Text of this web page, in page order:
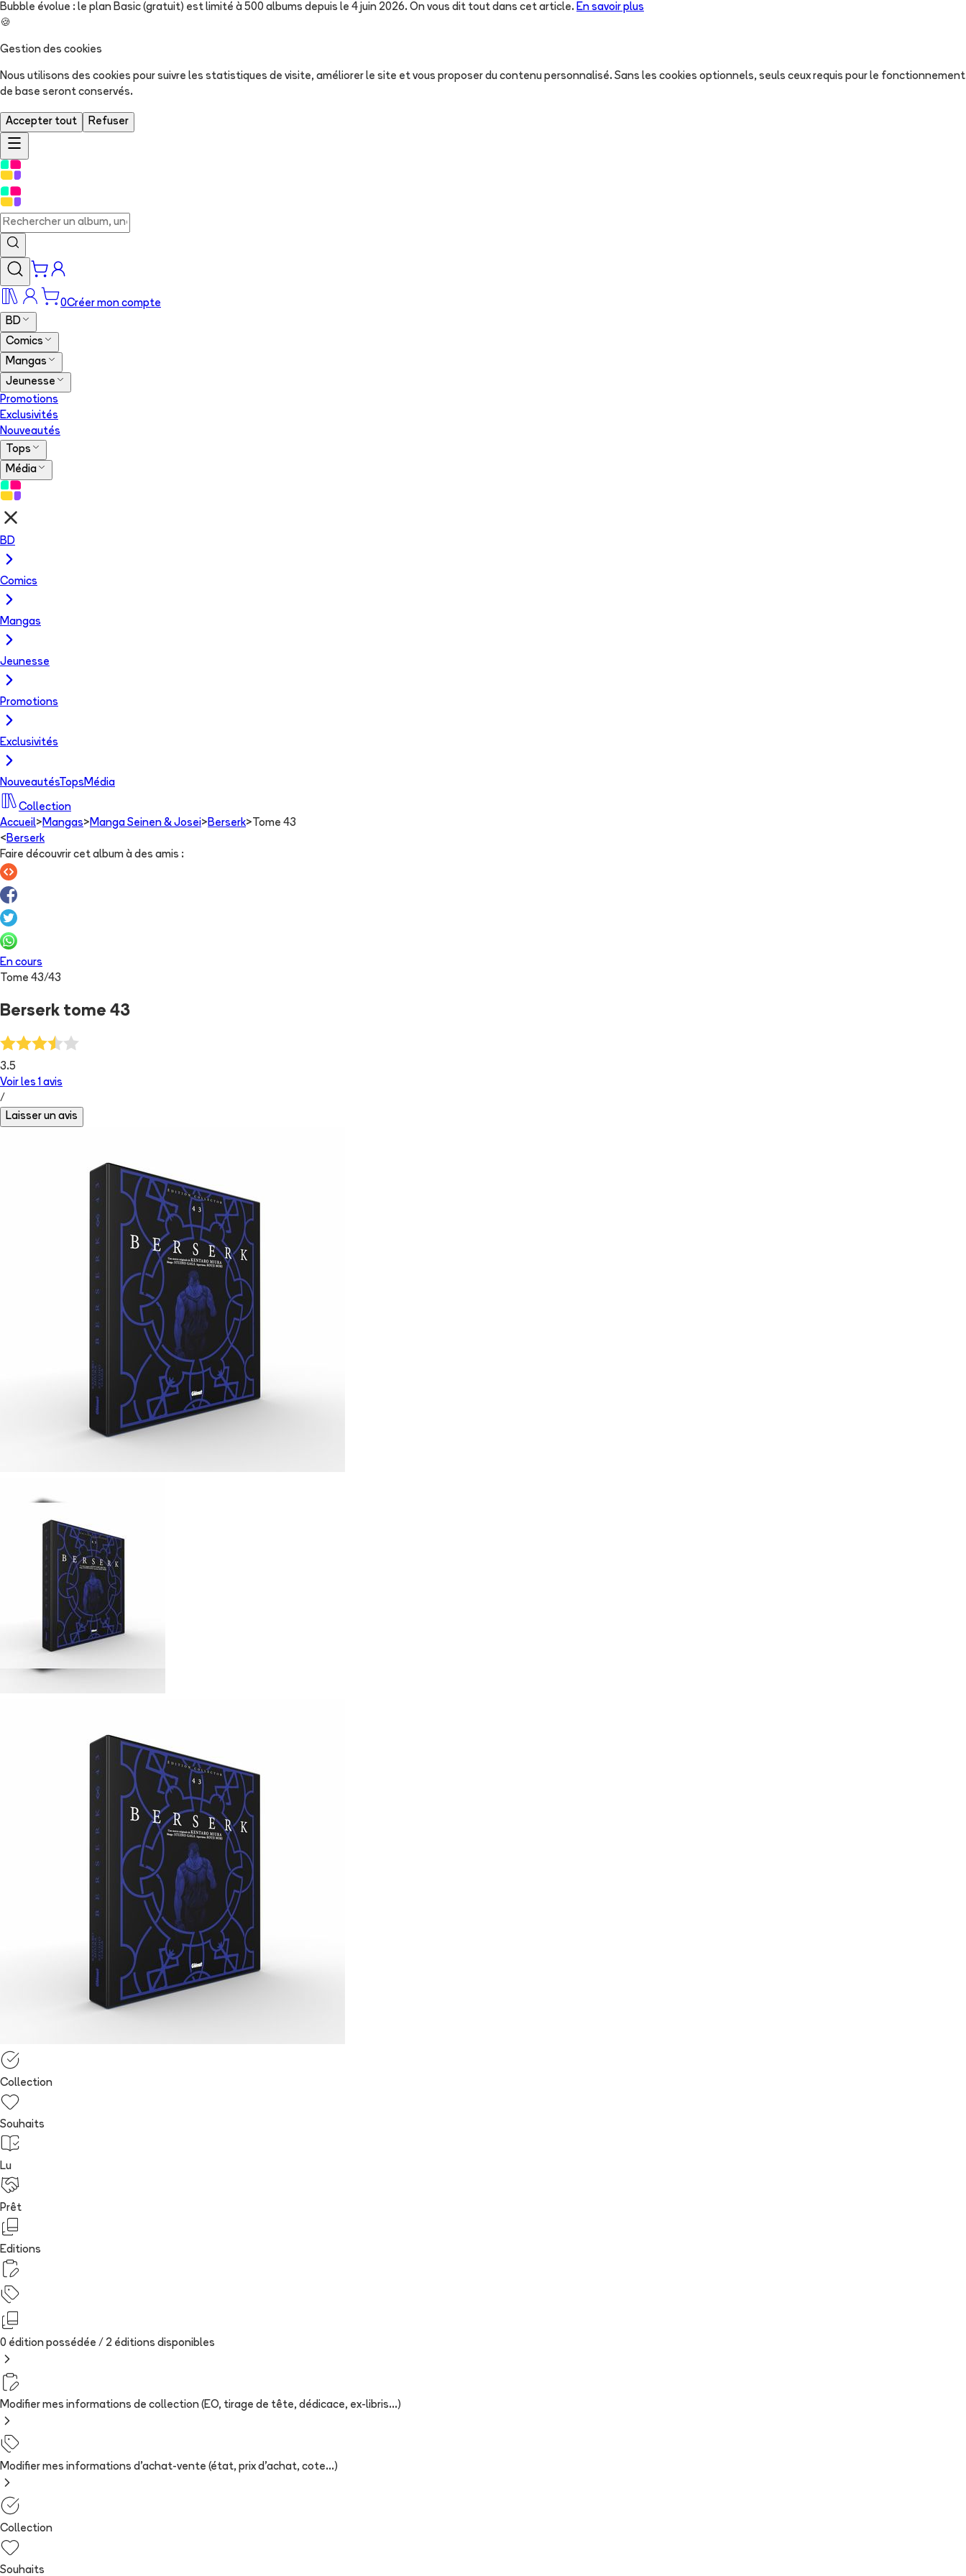
Bubble évolue : le plan Basic (gratuit) est limité à 500 albums depuis le 4 juin 2026. On vous dit tout dans cet article. En savoir plus
🍪
Gestion des cookies
Nous utilisons des cookies pour suivre les statistiques de visite, améliorer le site et vous proposer du contenu personnalisé. Sans les cookies optionnels, seuls ceux requis pour le fonctionnement
de base seront conservés.
Accepter tout Refuser
0Créer mon compte
BD
Comics
Mangas
Jeunesse
Promotions
Exclusivités
Nouveautés
Tops
Média
BD
Comics
Mangas
Jeunesse
Promotions
Exclusivités
NouveautésTops Média
Collection
Accueil> Mangas> Manga Seinen & Josei> Berserk> Tome 43
< Berserk
Faire découvrir cet album à des amis :
En cours
Tome 43/43
Berserk tome 43
3.5
Voir les 1 avis
/
Laisser un avis
Collection
Souhaits
Lu
Prêt
Editions
0 édition possédée / 2 éditions disponibles
Modifier mes informations de collection (EO, tirage de tête, dédicace, ex-libris...)
Modifier mes informations d'achat-vente (état, prix d'achat, cote...)
Collection
Souhaits